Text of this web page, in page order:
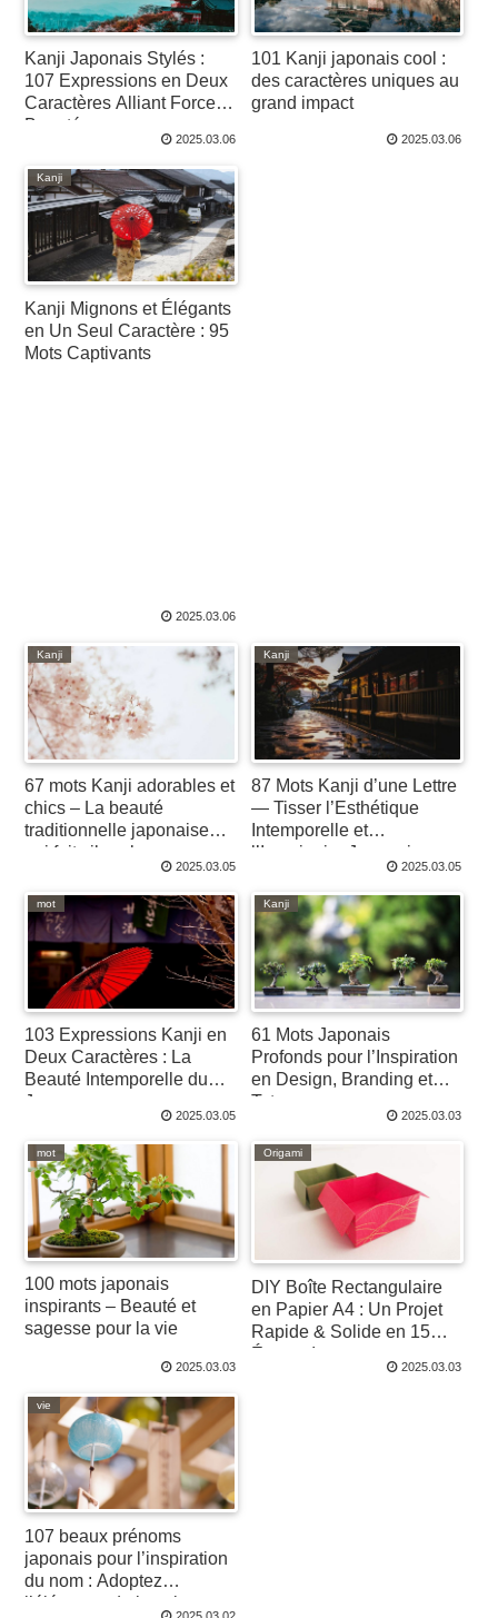
Kanji Japonais Stylés :
107 Expressions en Deux
Caractères Alliant Force et
Beauté
2025.03.06
101 Kanji japonais cool :
des caractères uniques au
grand impact
2025.03.06
Kanji
Kanji Mignons et Élégants
en Un Seul Caractère : 95
Mots Captivants
2025.03.06
Kanji
67 mots Kanji adorables et
chics – La beauté
traditionnelle japonaise
qui fait vibrer le cœur
2025.03.05
Kanji
87 Mots Kanji d’une Lettre
— Tisser l’Esthétique
Intemporelle et
l’Imaginaire Japonais
2025.03.05
mot
103 Expressions Kanji en
Deux Caractères : La
Beauté Intemporelle du
Japon
2025.03.05
Kanji
61 Mots Japonais
Profonds pour l’Inspiration
en Design, Branding et
Tatouage
2025.03.03
mot
100 mots japonais
inspirants – Beauté et
sagesse pour la vie
2025.03.03
Origami
DIY Boîte Rectangulaire
en Papier A4 : Un Projet
Rapide & Solide en 15
Étapes !
2025.03.03
vie
107 beaux prénoms
japonais pour l’inspiration
du nom : Adoptez
l’élégance de la culture